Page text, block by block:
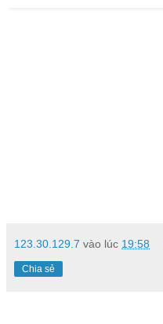
123.30.129.7 vào lúc 19:58
Chia sẻ